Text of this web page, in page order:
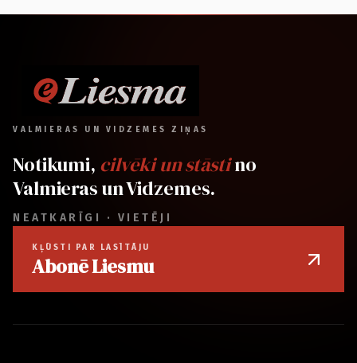
VALMIERAS UN VIDZEMES ZIŅAS
Notikumi, cilvēki un stāstino
Valmieras un Vidzemes.
NEATKARĪGI · VIETĒJI
KĻŪSTI PAR LASĪTĀJU
Abonē Liesmu